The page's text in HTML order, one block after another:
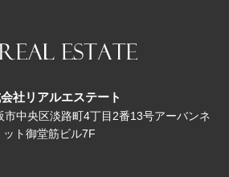
社リアルエステート
中央区淡路町4丁目2番13号アーバンネ
ット御堂筋ビル7F